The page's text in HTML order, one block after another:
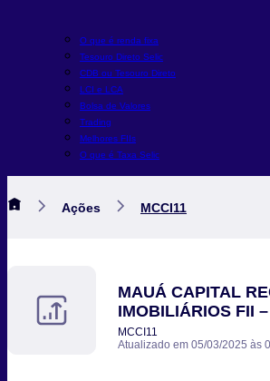
O que é renda fixa
Tesouro Direto Selic
CDB ou Tesouro Direto
LCI e LCA
Bolsa de Valores
Trading
Melhores FIIs
O que é Taxa Selic
Ações MCCI11
MAUÁ CAPITAL
IMOBILIÁRIOS FII
MCCI11
Atualizado em 05/03/2025 às